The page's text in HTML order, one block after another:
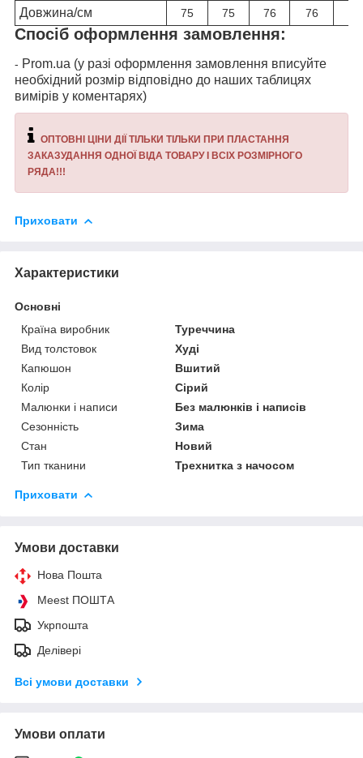
Довжина/см 75 75 76 76
Спосіб оформлення замовлення:
- Prom.ua (у разі оформлення замовлення вписуйте
необхідний розмір відповідно до наших таблицях
вимірів у коментарях)
ОПТОВНІ ЦІНИ ДІЇ ТІЛЬКИ ТІЛЬКИ ПРИ ПЛАСТАННЯ
ЗАКАЗУДАННЯ ОДНОЇ ВІДА ТОВАРУ І ВСІХ РОЗМІРНОГО
РЯДА!!!
Приховати
Характеристики
Основні
Країна виробник
Туреччина
Вид толстовок
Худі
Капюшон
Вшитий
Колір
Сірий
Малюнки і написи
Без малюнків і написів
Сезонність
Зима
Стан
Новий
Тип тканини
Трехнитка з начосом
Приховати
Умови доставки
Нова Пошта
Meest ПОШТА
Укрпошта
Делівері
Всі умови доставки
Умови оплати